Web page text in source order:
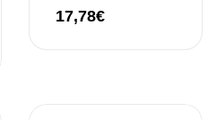
17,78€